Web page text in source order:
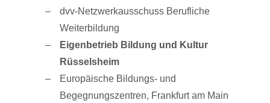
dvv-Netzwerkausschuss Berufliche
Weiterbildung
Eigenbetrieb Bildung und Kultur
Rüsselsheim
Europäische Bildungs- und
Begegnungszentren, Frankfurt am Main